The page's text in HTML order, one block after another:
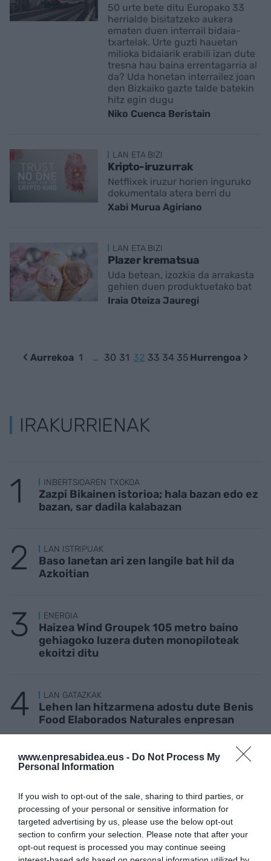
www.enpresabidea.eus - Do Not Process My
Personal Information
If you wish to opt-out of the sale, sharing to third parties, or
processing of your personal or sensitive information for
targeted advertising by us, please use the below opt-out
section to confirm your selection. Please note that after your
opt-out request is processed you may continue seeing
50 urte bete ditu Europako 33
herrialde bisitatzeko aukera
ematen duen interrail bidaia-
txartelak. Urte guzti hauetan
milioka bidaiarik erabili izan dute
tresna hau baina errentagarria al
da? Uda honetan interrailez joan
den Bizkaiko gazte talde batekin
hitz egin dugu
Niko Cuenca Beristain
LAN ETA BIZI
Kripto-iruzurrak
Netflixek iruzur horien inguruko
dokumentala atera berri du
Xabi Murua Agiriano
LAN ETA BIZI
Plazer krematsua
Uda betean, izozkia da arrakasta
gehien duen produktuetako bat
Iraia Oteiza Jauregi
Aurrekoa 1 … 30 31 32 33 34 35 Hurrengoa
IRAKURRIENAK
INBERTSIOAREN TXOKOA
Zazpi Bikainen istorioa; hala bazan edo ez
bazan, sar dadila kalabazan
LAN ISTRIPUAK
Baso lanetan ari zen langile bat hil da
Azkoitian
ENERGIA
Haizea Wind Groupek 105 metro baino
gehiagoko luzera duten monopiloteak
ekoitzi ditu
LAN GATAZKAK
Lehen lan hitzarmena adostu dute Benis
Food Elaborados Naturales enpresan
BIKAINAK
Ekin: pertsonak eta makinak euskaraz